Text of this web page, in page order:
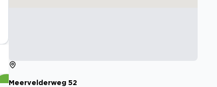
Meervelderweg 52